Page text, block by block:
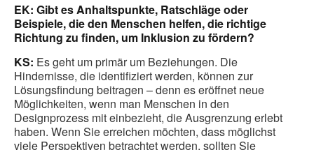
EK: Gibt es Anhaltspunkte, Ratschläge oder
Beispiele, die den Menschen helfen, die richtige
Richtung zu finden, um Inklusion zu fördern?
KS: Es geht um primär um Beziehungen. Die
Hindernisse, die identifiziert werden, können zur
Lösungsfindung beitragen – denn es eröffnet neue
Möglichkeiten, wenn man Menschen in den
Designprozess mit einbezieht, die Ausgrenzung erlebt
haben. Wenn Sie erreichen möchten, dass möglichst
viele Perspektiven betrachtet werden, sollten Sie